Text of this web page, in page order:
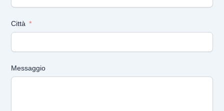
Città
Messaggio